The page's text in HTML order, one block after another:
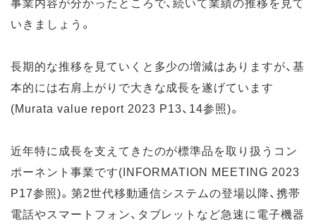
いきましょう。
長期的な推移を見ていくと多少の増減はありますが、基
本的には右肩上がりで大きな成長を遂げています
(Murata value report 2023 P13、14参照)。
近年特に成長を支えてきたのが標準品を取り扱うコン
ポーネント事業です(INFORMATION MEETING 2023
P17参照)。第2世代移動通信システムの登場以降、携帯
電話やスマートフォン、タブレットなど急速に電子機器